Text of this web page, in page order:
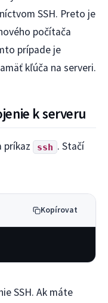
SSH. Preto je
počítača
prípade je
kľúča na serveri.
k serveru
príkaz ssh . Stačí
Kopírovat
SSH. Ak máte